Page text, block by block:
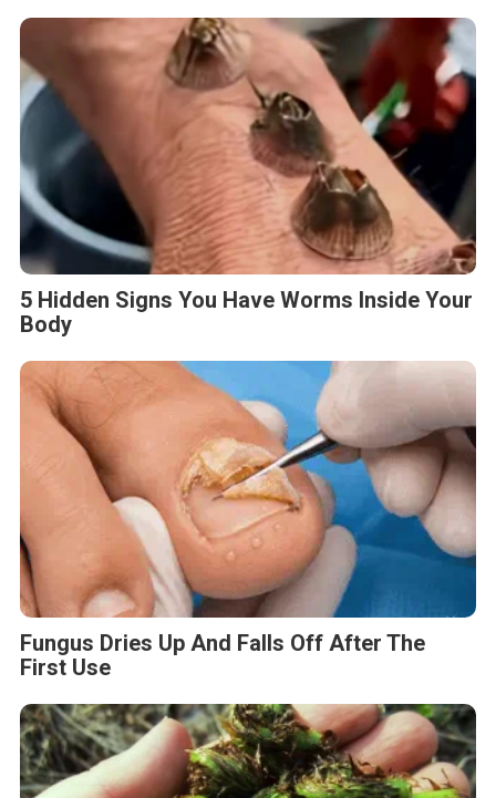
5 Hidden Signs You Have Worms Inside Your
Body
Fungus Dries Up And Falls Off After The
First Use